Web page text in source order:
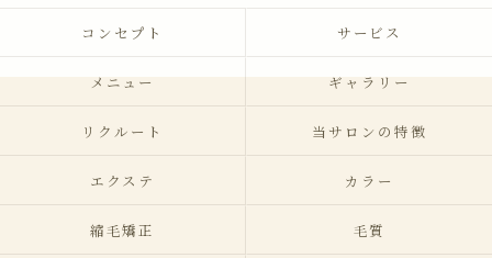
コンセプト サービス
メニュー ギャラリー
リクルート 当サロンの特徴
エクステ カラー
縮毛矯正 毛質